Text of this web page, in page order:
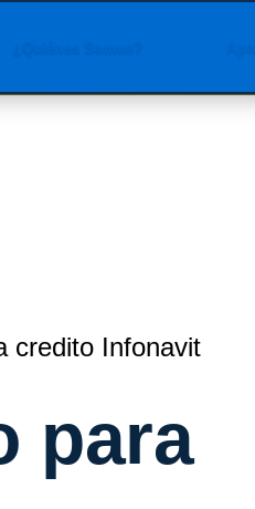
¿Quiénes Somos?
credito Infonavit
para